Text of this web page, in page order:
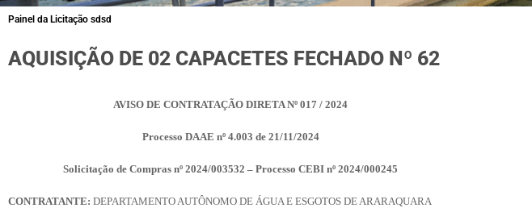
Painel da Licitação sdsd
AQUISIÇÃO DE 02 CAPACETES FECHADO Nº 62
AVISO DE CONTRATAÇÃO DIRETA Nº 017 / 2024
Processo DAAE nº 4.003 de 21/11/2024
Solicitação de Compras nº 2024/003532 – Processo CEBI nº 2024/000245
CONTRATANTE: DEPARTAMENTO AUTÔNOMO DE ÁGUA E ESGOTOS DE ARARAQUARA